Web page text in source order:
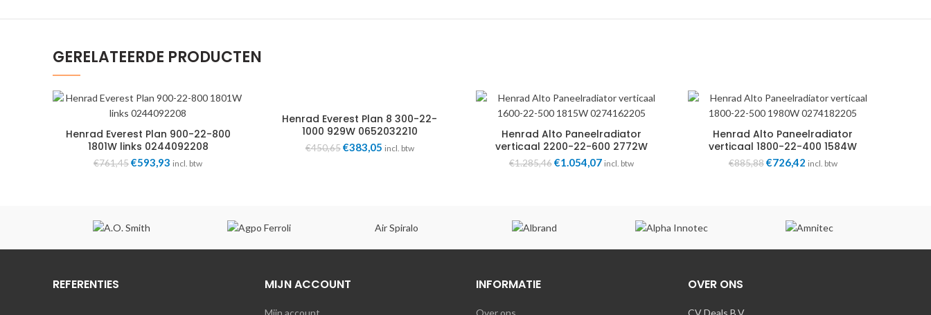
GERELATEERDE PRODUCTEN
Henrad Everest Plan 900-22-800
1801W links 0244092208
€761,45 Oorspronkelijke
€593,93 Huidige
incl. btw
Henrad Everest Plan 8 300-22-
1000 929W 0652032210
€450,65 Oorspronkelijke
€383,05 Huidige
incl. btw
Henrad Alto Paneelradiator
verticaal 2200-22-600 2772W
0274222206
€1.285,46 Oorspronkelijke
€1.054,07Huidige
incl. btw
Henrad Alto Paneelradiator
verticaal 1800-22-400 1584W
0274182204
€885,88 Oorspronkelijke
€726,42 Huidige
incl. btw
Air Spiralo
REFERENTIES MIJN ACCOUNT INFORMATIE OVER ONS